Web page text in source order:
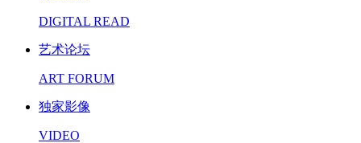
DIGITAL READ
艺术论坛
ART FORUM
独家影像
VIDEO